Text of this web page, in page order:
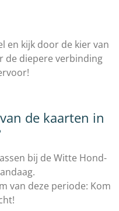
en kijk door de kier van
de diepere verbinding
de kaarten in
bij de Witte Hond-
van deze periode: Kom